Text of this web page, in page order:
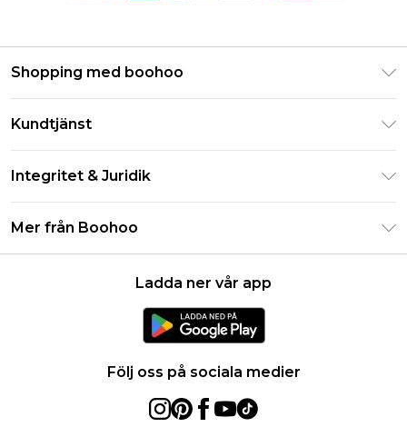
Shopping med boohoo
Studentrabatt - UNiDAYS
Boohoo-appen
Storleksguide
Kundtjänst
Leveransinformation
Returnerar information
Integritet & Juridik
Integritetspolicy
Mer från Boohoo
Ladda ner vår app
Följ oss på sociala medier